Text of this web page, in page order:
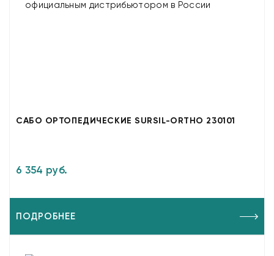
САБО ОРТОПЕДИЧЕСКИЕ SURSIL-ORTHO 230101
6 354 руб.
ПОДРОБНЕЕ